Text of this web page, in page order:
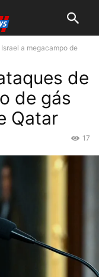
a megacampo de
de
de gás
Qatar
17